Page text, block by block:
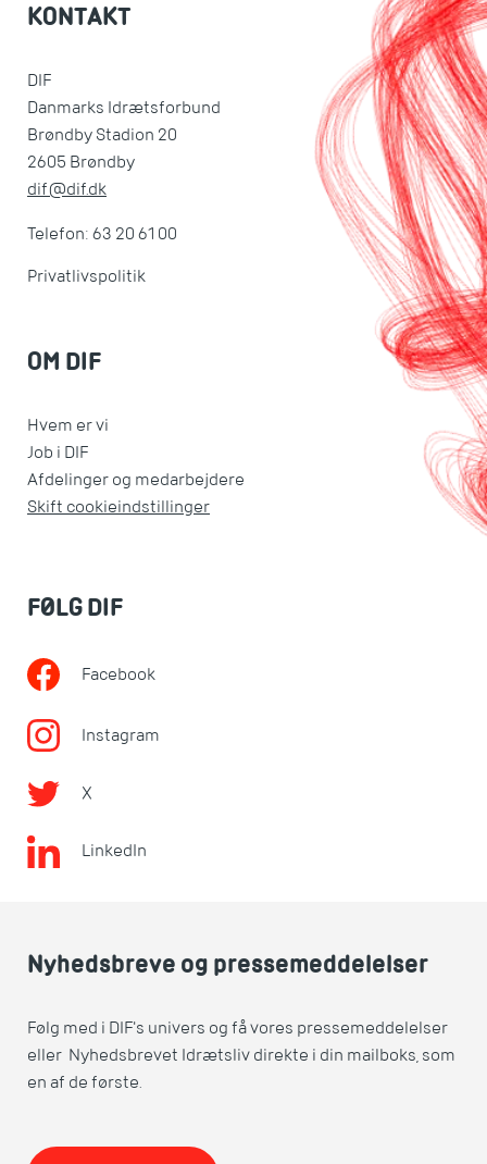
KONTAKT
DIF
Danmarks Idrætsforbund
Brøndby Stadion 20
2605 Brøndby
dif@dif.dk
Telefon: 63 20 61 00
Privatlivspolitik
OM DIF
Hvem er vi
Job i DIF
Afdelinger og medarbejdere
Skift cookieindstillinger
FØLG DIF
Facebook
Instagram
X
LinkedIn
Nyhedsbreve og pressemeddelelser
Følg med i DIF's univers og få vores pressemeddelelser
eller Nyhedsbrevet Idrætsliv direkte i din mailboks, som
en af de første.